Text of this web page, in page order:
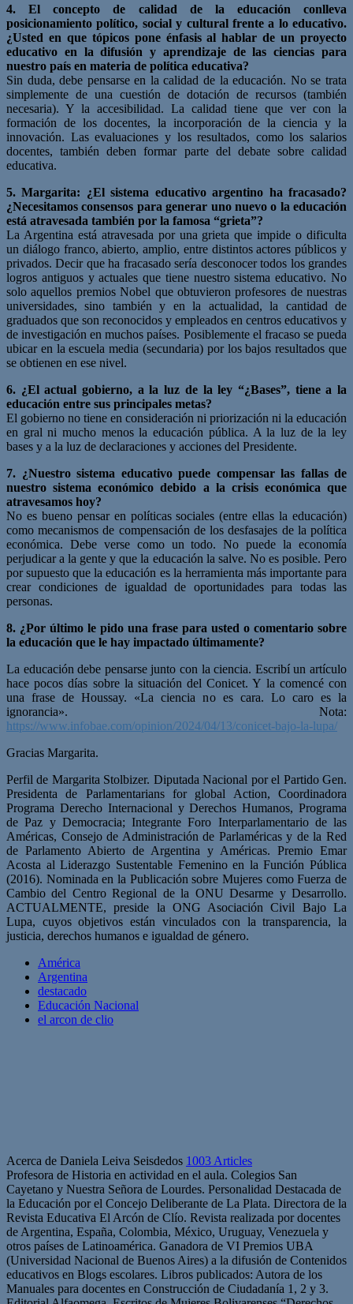
4. El concepto de calidad de la educación conlleva
posicionamientopolítico, social y cultural frente a lo educativo.
¿Usted en que tópicos pone énfasis al hablar de un proyecto
educativo en ladifusión y aprendizaje de las ciencias para
nuestro país en materia de política educativa?
Sin duda, debe pensarse en la calidad de la educación. No se trata
simplemente de una cuestión de dotación de recursos (también
necesaria). Y la accesibilidad. La calidad tiene que ver con la
formación de los docentes, la incorporación de la ciencia y la
innovación. Las evaluaciones y los resultados, como los salarios
docentes, también deben formar parte del debate sobre calidad
educativa.
5. Margarita: ¿El sistema educativo argentino ha fracasado?
¿Necesitamos consensos para generar uno nuevo o la educación
está atravesada también por la famosa “grieta”?
La Argentina está atravesada por una grieta que impide o dificulta
un diálogo franco, abierto, amplio, entre distintos actores públicos y
privados. Decir que ha fracasado sería desconocer todos los grandes
logros antiguos y actuales que tiene nuestro sistema educativo. No
solo aquellos premios Nobel que obtuvieron profesores de nuestras
universidades, sino también y en la actualidad, la cantidad de
graduados que son reconocidos y empleados en centros educativos y
de investigación en muchos países. Posiblemente el fracaso se pueda
ubicar en la escuela media (secundaria) por los bajos resultados que
se obtienen en ese nivel.
6. ¿El actual gobierno, a la luz de la ley “¿Bases”, tiene a la
educación entre sus principales metas?
El gobierno no tiene en consideración ni priorización ni la educación
en gral ni mucho menos la educación pública. A la luz de la ley
bases y a la luz de declaraciones y acciones del Presidente.
7. ¿Nuestro sistema educativo puede compensar las fallas de
nuestro sistema económico debido a la crisis económica que
atravesamos hoy?
No es bueno pensar en políticas sociales (entre ellas la educación)
como mecanismos de compensación de los desfasajes de la política
económica. Debe verse como un todo. No puede la economía
perjudicar a la gente y que la educación la salve. No es posible. Pero
por supuesto que la educación es la herramienta más importante para
crear condiciones de igualdad de oportunidades para todas las
personas.
8. ¿Por último le pido una frase para usted o comentario sobre
la educación que le hay impactado últimamente?
La educación debe pensarse junto con la ciencia. Escribí un artículo
hace pocos días sobre la situación del Conicet. Y la comencé con
una frase de Houssay. «La ciencia no es cara. Lo caro es la
ignorancia». Nota:
https://www.infobae.com/opinion/2024/04/13/conicet-bajo-la-lupa/
Gracias Margarita.
Perfil de Margarita Stolbizer. Diputada Nacional por el Partido Gen.
Presidenta de Parlamentarians for global Action, Coordinadora
Programa Derecho Internacional y Derechos Humanos, Programa
de Paz y Democracia; Integrante Foro Interparlamentario de las
Américas, Consejo de Administración de Parlaméricas y de la Red
de Parlamento Abierto de Argentina y Américas. Premio Emar
Acosta al Liderazgo Sustentable Femenino en la Función Pública
(2016). Nominada en la Publicación sobre Mujeres como Fuerza de
Cambio del Centro Regional de la ONU Desarme y Desarrollo.
ACTUALMENTE, preside la ONG Asociación Civil Bajo La
Lupa, cuyos objetivos están vinculados con la transparencia, la
justicia, derechos humanos e igualdad de género.
América
Argentina
destacado
Educación Nacional
el arcon de clio
Acerca de Daniela Leiva Seisdedos 1003 Articles
Profesora de Historia en actividad en el aula. Colegios San
Cayetano y Nuestra Señora de Lourdes. Personalidad Destacada de
la Educación por el Concejo Deliberante de La Plata. Directora de la
Revista Educativa El Arcón de Clío. Revista realizada por docentes
de Argentina, España, Colombia, México, Uruguay, Venezuela y
otros países de Latinoamérica. Ganadora de VI Premios UBA
(Universidad Nacional de Buenos Aires) a la difusión de Contenidos
educativos en Blogs escolares. Libros publicados: Autora de los
Manuales para docentes en Construcción de Ciudadanía 1, 2 y 3.